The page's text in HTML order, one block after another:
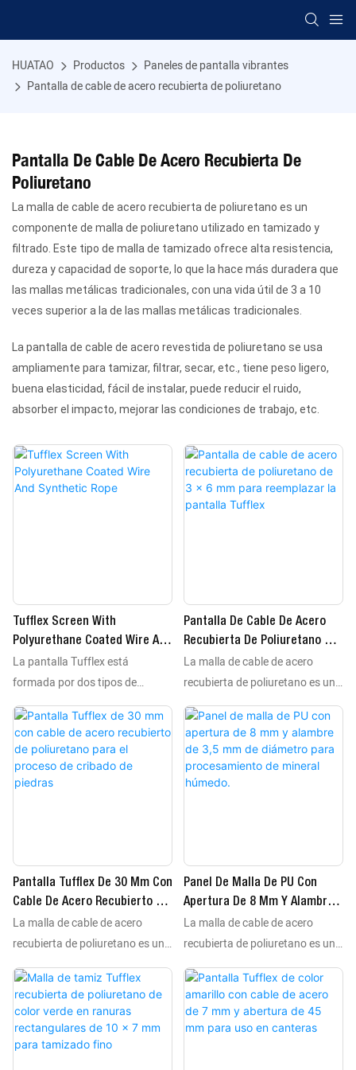
HUATAO Productos
Paneles de pantalla vibrantes
Pantalla de cable de acero recubierta de poliuretano
Pantalla De Cable De Acero Recubierta De
Poliuretano
La malla de cable de acero recubierta de poliuretano es un
componente de malla de poliuretano utilizado en tamizado y
filtrado. Este tipo de malla de tamizado ofrece alta resistencia,
dureza y capacidad de soporte, lo que la hace más duradera que
las mallas metálicas tradicionales, con una vida útil de 3 a 10
veces superior a la de las mallas metálicas tradicionales.
La pantalla de cable de acero revestida de poliuretano se usa
ampliamente para tamizar, filtrar, secar, etc., tiene peso ligero,
buena elasticidad, fácil de instalar, puede reducir el ruido,
absorber el impacto, mejorar las condiciones de trabajo, etc.
Tufflex Screen With
Polyurethane Coated Wire And
Synthetic Rope
La pantalla Tufflex está
formada por dos tipos de
cuerdas soldadas entre sí. La
cuerda que va de gancho a
gancho es un cable de acero con
una gruesa capa de poliuretano.
Pantalla De Cable De Acero
Recubierta De Poliuretano De
3 X 6 Mm Para Reemplazar La
Pantalla Tufflex
La malla de cable de acero
recubierta de poliuretano es un
componente de malla de
poliuretano utilizado en
tamizado y filtrado. Este tipo de
malla ofrece alta resistencia,
dureza y capacidad de carga, lo
de 3 a 10 veces superior a la de
las mallas metálicas
tradicionales. La malla de cable
de acero recubierta de
poliuretano se utiliza
ampliamente en tamizado,
filtrado, secado, etc., siendo
ligera, elástica, fácil de instalar,
reduce el ruido, absorbe los
Pantalla Tufflex De 30 Mm Con
Cable De Acero Recubierto De
Poliuretano Para El Proceso
De Cribado De Piedras
La malla de cable de acero
recubierta de poliuretano es un
componente de malla de
poliuretano utilizado en
tamizado y filtrado. Este tipo de
malla ofrece alta resistencia,
dureza y capacidad de carga, lo
Panel De Malla De PU Con
Apertura De 8 Mm Y Alambre
De 3,5 Mm De Diámetro Para
Procesamiento De Mineral
La malla de cable de acero
recubierta de poliuretano es un
componente de malla de
poliuretano utilizado en
tamizado y filtrado. Este tipo de
malla ofrece alta resistencia,